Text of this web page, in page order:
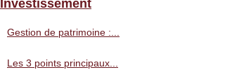
Investissement
Gestion de patrimoine :...
Les 3 points principaux...